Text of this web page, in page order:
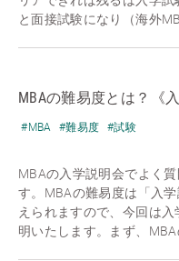
と面接試験になり（海外
MBAの難易度とは？《入
#MBA #難易度 #試験
MBAの入学説明会でよく
す。MBAの難易度は「入
えられますので、今回は
明いたします。まず、MBA